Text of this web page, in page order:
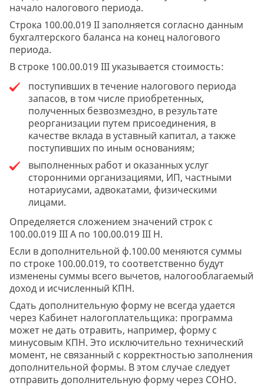
начало налогового периода.
Строка 100.00.019 II заполняется согласно данным
бухгалтерского баланса на конец налогового
периода.
В строке 100.00.019 III указывается стоимость:
поступивших в течение налогового периода
запасов, в том числе приобретенных,
полученных безвозмездно, в результате
реорганизации путем присоединения, в
качестве вклада в уставный капитал, а также
поступивших по иным основаниям;
выполненных работ и оказанных услуг
сторонними организациями, ИП, частными
нотариусами, адвокатами, физическими
лицами.
Определяется сложением значений строк с
100.00.019 III А по 100.00.019 III H.
Если в дополнительной ф.100.00 меняются суммы
по строке 100.00.019, то соответственно будут
изменены суммы всего вычетов, налогооблагаемый
доход и исчисленный КПН.
Сдать дополнительную форму не всегда удается
через Кабинет налогоплательщика: программа
может не дать отравить, например, форму с
минусовым КПН. Это исключительно технический
момент, не связанный с корректностью заполнения
дополнительной формы. В этом случае следует
отправить дополнительную форму через СОНО.